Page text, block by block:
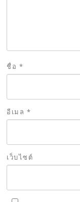
ชื่อ *
อีเมล *
เว็บไซต์